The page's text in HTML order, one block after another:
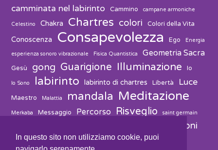
camminata nel labirinto Cammino campane armoniche
Celestino Chakra Chartres colori Colori della Vita
Conoscenza Consapevolezza Ego Energia
esperienza sonoro vibrazionale Fisica Quantistica Geometria Sacra
Gesù gong Guarigione Illuminazione Io
Io Sono labirinto labirinto di chartres Libertà Luce
Maestro Malattia mandala Meditazione
Merkaba Messaggio Percorso Risveglio saint germain
vibrazioni
In questo sito non utilizziamo cookie, puoi